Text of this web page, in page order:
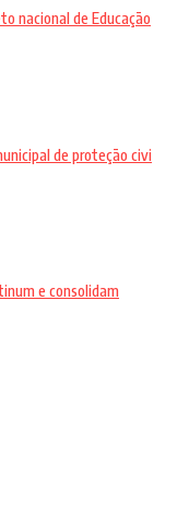
nacional de Educação
de proteção civi
e consolidam